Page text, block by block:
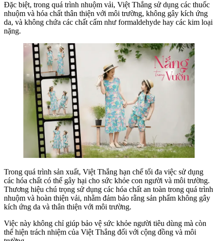
Đặc biệt, trong quá trình nhuộm vải, Việt Thắng sử dụng các thuốc
nhuộm và hóa chất thân thiện với môi trường, không gây kích ứng
da, và không chứa các chất cấm như formaldehyde hay các kim loại
nặng.
Trong quá trình sản xuất, Việt Thắng hạn chế tối đa việc sử dụng
các hóa chất có thể gây hại cho sức khỏe con người và môi trường.
Thương hiệu chú trọng sử dụng các hóa chất an toàn trong quá trình
nhuộm và hoàn thiện vải, nhằm đảm bảo rằng sản phẩm không gây
kích ứng da và thân thiện với môi trường.
Việc này không chỉ giúp bảo vệ sức khỏe người tiêu dùng mà còn
thể hiện trách nhiệm của Việt Thắng đối với cộng đồng và môi